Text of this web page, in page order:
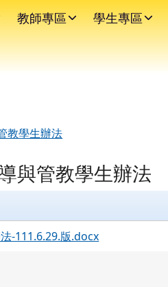
教師專區 學生專區
教學生辦法
與管教學生辦法
-111.6.29.版.docx